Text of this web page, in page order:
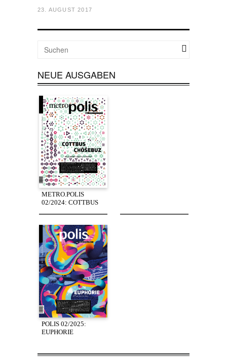
23. AUGUST 2017
NEUE AUSGABEN
METRO.POLIS
02/2024: COTTBUS
POLIS 02/2025:
EUPHORIE